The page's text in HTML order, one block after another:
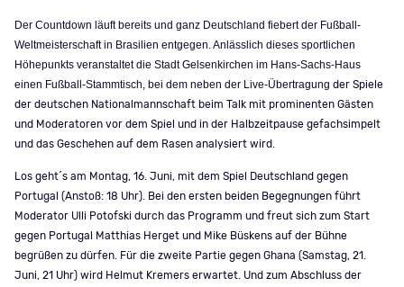
Der Countdown läuft bereits und ganz Deutschland fiebert der Fußball-
Weltmeisterschaft in Brasilien entgegen. Anlässlich dieses sportlichen
Höhepunkts veranstaltet die Stadt Gelsenkirchen im Hans-Sachs-Haus
einen Fußball-Stammtisch, bei dem neben der Live-Übertragung der Spiele
der deutschen Nationalmannschaft beim Talk mit prominenten Gästen
und Moderatoren vor dem Spiel und in der Halbzeitpause gefachsimpelt
und das Geschehen auf dem Rasen analysiert wird.
Los geht´s am Montag, 16. Juni, mit dem Spiel Deutschland gegen
Portugal (Anstoß: 18 Uhr). Bei den ersten beiden Begegnungen führt
Moderator Ulli Potofski durch das Programm und freut sich zum Start
gegen Portugal Matthias Herget und Mike Büskens auf der Bühne
begrüßen zu dürfen. Für die zweite Partie gegen Ghana (Samstag, 21.
Juni, 21 Uhr) wird Helmut Kremers erwartet. Und zum Abschluss der